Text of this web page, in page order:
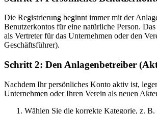
Die Registrierung beginnt immer mit der
Benutzerkontos für eine natürliche Person.
als Vertreter für das Unternehmen oder den
Geschäftsführer).
Schritt 2: Den Anlagenbetreiber
Nachdem Ihr persönliches Konto aktiv ist,
Unternehmen oder Ihren Verein als neuen
Wählen Sie die korrekte Kategorie, z. B.